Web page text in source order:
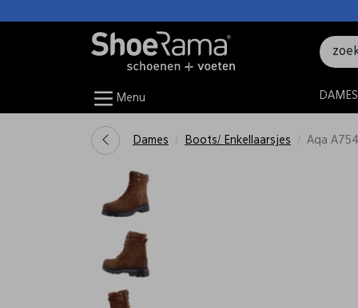
Menu DAMES
Dames Boots/ Enkellaarsjes Aqa